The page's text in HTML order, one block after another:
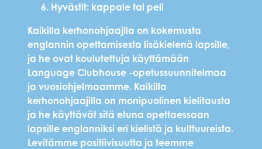
Hyvästit: kappale tai peli
Kaikilla kerhonohjaajlla on kokemusta
englannin opettamisesta lisäkielenä lapsille,
ja he ovat koulutettuja käyttämään
Language Clubhouse -opetussuunnitelmaa
ja vuosiohjelmaamme. Kaikilla
kerhonohjaajilla on monipuolinen kielitausta
ja he käyttävät sitä etuna opettaessaan
lapsille englanniksi eri kielistä ja kulttuureista.
Levitämme positiivisuutta ja teemme